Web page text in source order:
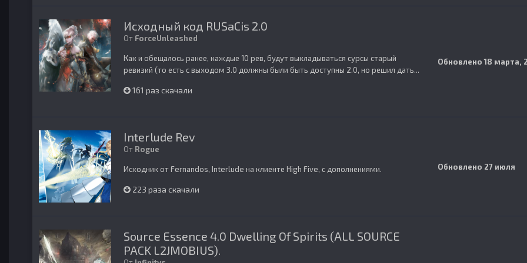
Исходный код RUSaCis 2.0
От ForceUnleashed
Как и обещалось ранее, каждые 10 рев, будут выкладываться сурсы старый
ревизий (то есть с выходом 3.0 должны были быть доступны 2.0, но решил дать...
161 раз скачали
Обновлено18 марта,
Interlude Rev
От Rogue
Исходник от Fernandos, Interlude на клиенте High Five, с дополнениями.
223 раза скачали
Обновлено 27 июля
Source Essence 4.0 Dwelling Of Spirits (ALL SOURCE
PACK L2JMOBIUS).